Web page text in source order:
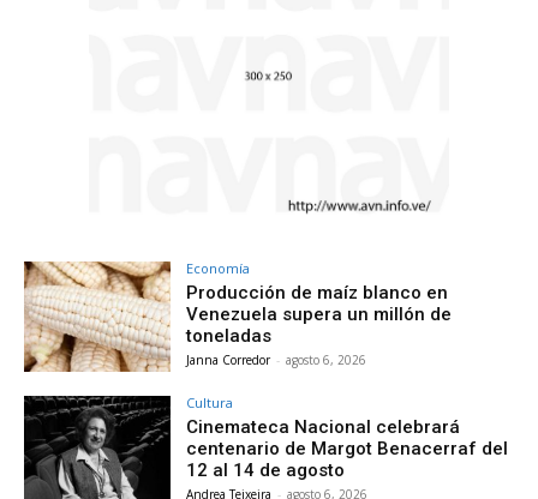
Economía
Producción de maíz blanco en
Venezuela supera un millón de
toneladas
Janna Corredor - agosto 6, 2026
Cultura
Cinemateca Nacional celebrará
centenario de Margot Benacerraf del
12 al 14 de agosto
Andrea Teixeira - agosto 6, 2026